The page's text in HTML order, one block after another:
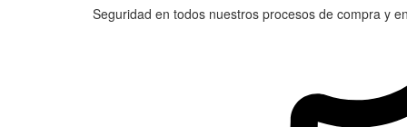
Seguridad en todos nuestros procesos de compra y